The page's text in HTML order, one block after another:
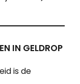
IN GELDROP
is de